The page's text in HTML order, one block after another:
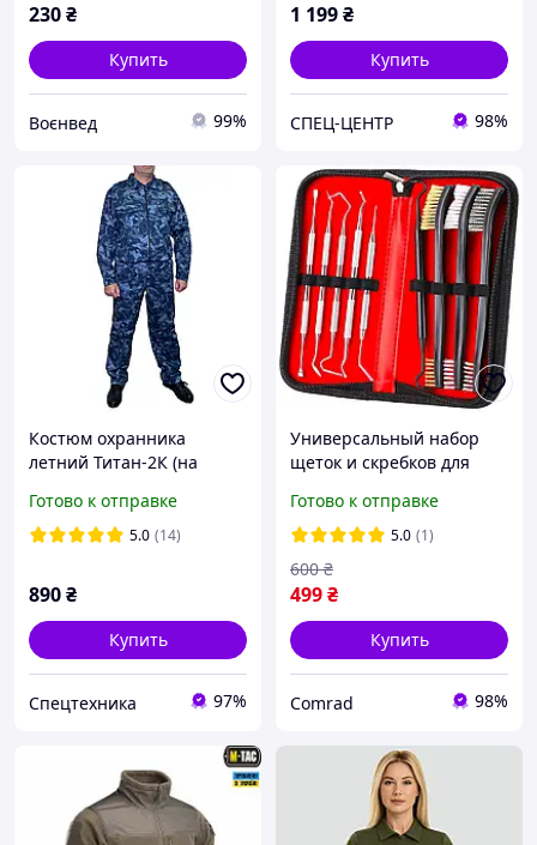
230₴
Купить
Воєнвед 99%
1 199₴
Купить
СПЕЦ-ЦЕНТР 98%
Костюм охранника
летний Титан-2К (на
Готово к отправке
5.0 (14)
890₴
Купить
Спецтехника 97%
Универсальный набор
щеток и скребков для
Готово к отправке
5.0 (1)
499₴
600 ₴
Купить
Comrad 98%